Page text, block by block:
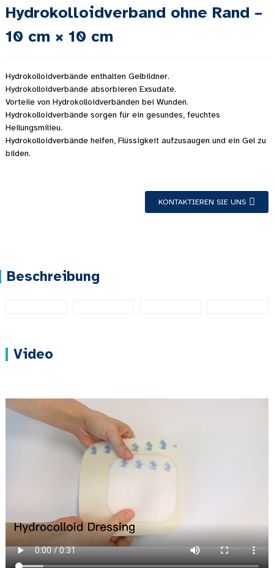
Hydrokolloidverband ohne Rand –
10 cm × 10 cm
Hydrokolloidverbände enthalten Gelbildner.
Hydrokolloidverbände absorbieren Exsudate.
Vorteile von Hydrokolloidverbänden bei Wunden.
Hydrokolloidverbände sorgen für ein gesundes, feuchtes
Heilungsmilieu.
Hydrokolloidverbände helfen, Flüssigkeit aufzusaugen und ein Gel zu
bilden.
KONTAKTIEREN SIE UNS
Beschreibung
Video